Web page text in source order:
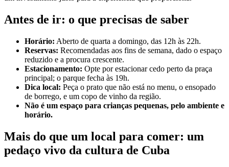
Antes de ir: o que precisas de saber
Horário: Aberto de quarta a domingo, das 12h às 22h.
Reservas: Recomendadas aos fins de semana, dado o espaço
reduzido e a procura crescente.
Estacionamento: Opte por estacionar cedo perto da praça
principal; o parque fecha às 19h.
Dica local: Peça o prato que não está no menu, o ensopado
de borrego, e um copo de vinho da região.
Não é um espaço para crianças pequenas, pelo ambiente e
horário.
Mais do que um local para comer: um
pedaço vivo da cultura de Cuba